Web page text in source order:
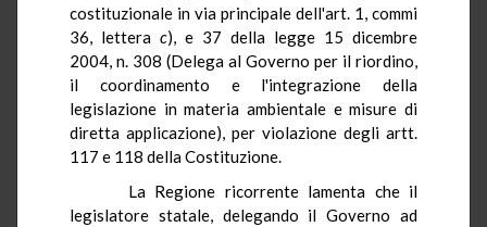
costituzionale in via principale dell'art. 1, commi
36, lettera c), e 37 della legge 15 dicembre
2004, n. 308 (Delega al Governo per il riordino,
il coordinamento e l'integrazione della
legislazione in materia ambientale e misure di
diretta applicazione), per violazione degli artt.
117 e 118 della Costituzione.
La Regione ricorrente lamenta che il
legislatore statale, delegando il Governo ad